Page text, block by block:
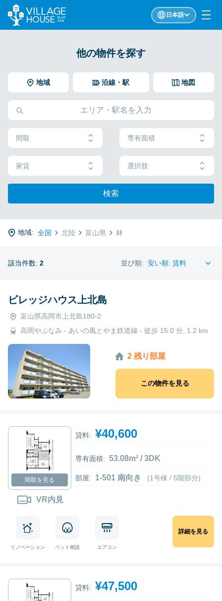
日本語
他の物件を探す
地域 地図
沿線・駅
間取 専有面積
家賃 選択肢
検索
地域: 全国 北陸 富山県 林
該当件数: 2 並び順:
ビレッジハウス上北島
富山県高岡市上北島180-2
高岡やぶなみ - あいの風とやま鉄道線 - 徒歩 15.0 分, 1.2 km
2 残り部屋
この物件を見る
間取を見る
VR内見
貸料: ¥40,600
専有面積: 53.08m² / 3DK
部屋: 1-501 南向き (1号棟 / 5階部分)
リノベーション ペット相談 エアコン
詳細を見る
貸料: ¥47,500